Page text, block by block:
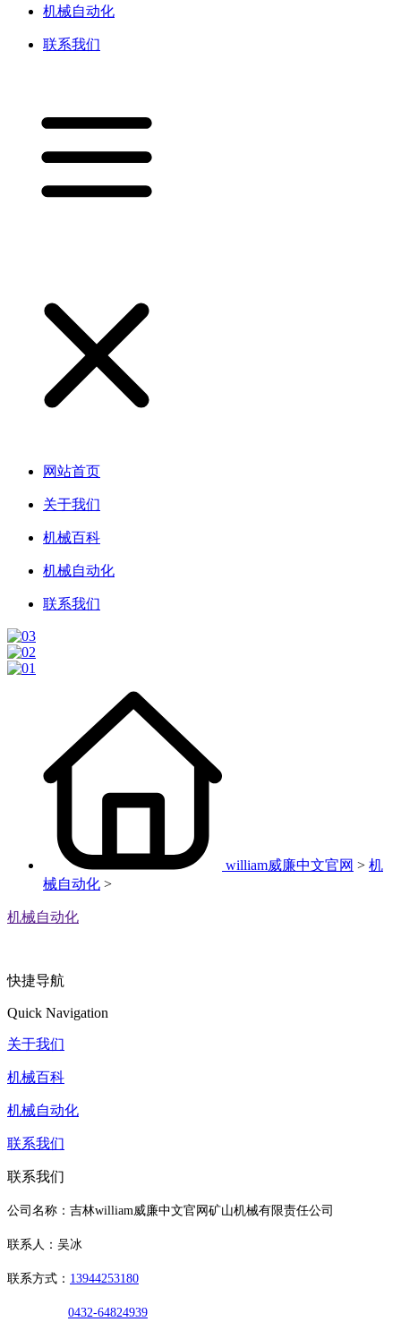
机械自动化
联系我们
网站首页
关于我们
机械百科
机械自动化
联系我们
william威廉中文官网 > 机
械自动化 >
机械自动化
快捷导航
Quick Navigation
关于我们
机械百科
机械自动化
联系我们
联系我们
公司名称：吉林william威廉中文官网矿山机械有限责任公司
联系人：吴冰
联系方式： 13944253180
0432-64824939